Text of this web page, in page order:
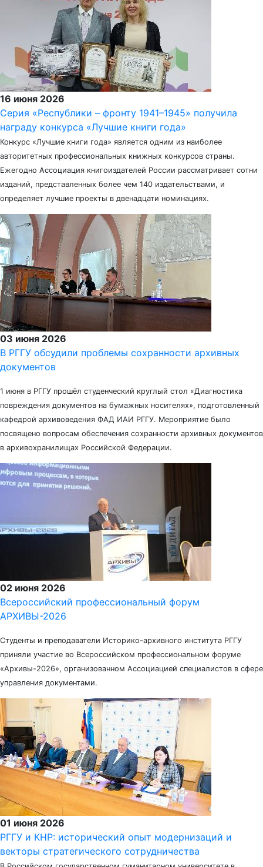
16 июня 2026
Серия «Республики – фронту 1941–1945» получила
награду конкурса «Лучшие книги года»
Конкурс «Лучшие книги года» является одним из наиболее
авторитетных профессиональных книжных конкурсов страны.
Ежегодно Ассоциация книгоиздателей России рассматривает сотни
изданий, представленных более чем 140 издательствами, и
определяет лучшие проекты в двенадцати номинациях.
03 июня 2026
В РГГУ обсудили проблемы сохранности архивных
документов
1 июня в РГГУ прошёл студенческий круглый стол «Диагностика
повреждения документов на бумажных носителях», подготовленный
кафедрой архивоведения ФАД ИАИ РГГУ. Мероприятие было
посвящено вопросам обеспечения сохранности архивных документов
в архивохранилищах Российской Федерации.
02 июня 2026
Всероссийский профессиональный форум
АРХИВЫ-2026
Студенты и преподаватели Историко-архивного института РГГУ
приняли участие во Всероссийском профессиональном форуме
«Архивы-2026», организованном Ассоциацией специалистов в сфере
управления документами.
01 июня 2026
РГГУ и КНР: исторический опыт модернизаций и
векторы стратегического сотрудничества